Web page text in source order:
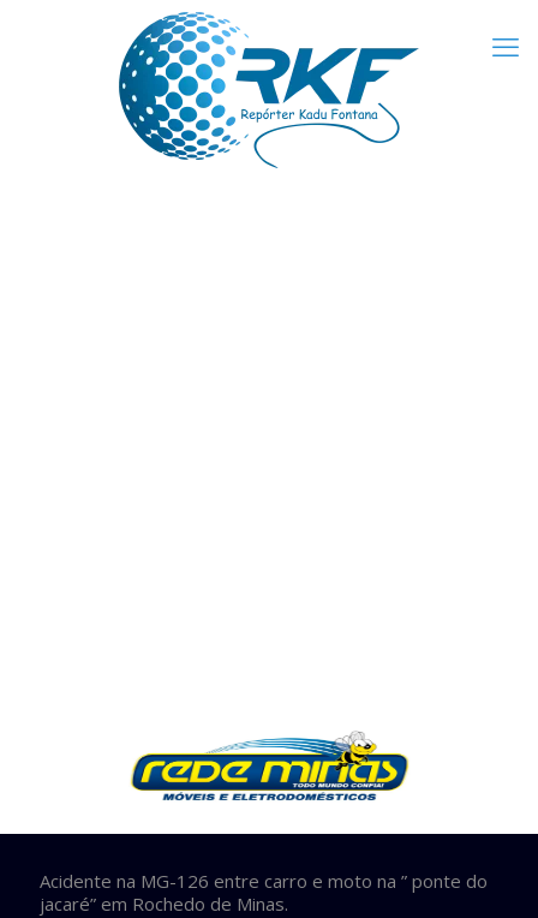
Acidente na MG-126 entre carro e moto na ” ponte do
jacaré” em Rochedo de Minas.